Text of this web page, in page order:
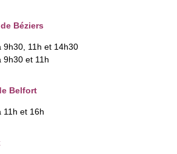
Béziers
9h30, 11h et 14h30
9h30 et 11h
Belfort
11h et 16h